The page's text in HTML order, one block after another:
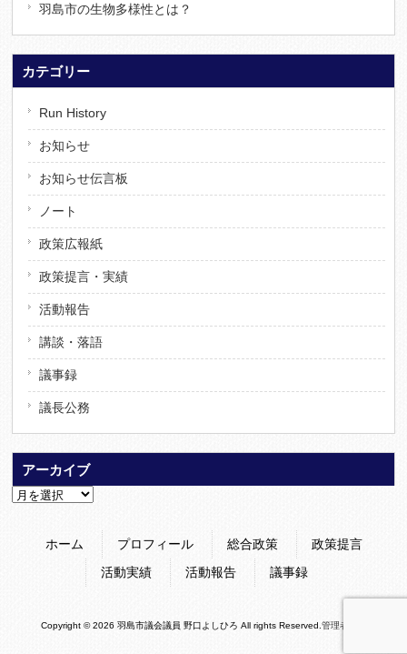
羽島市の生物多様性とは？
カテゴリー
Run History
お知らせ
お知らせ伝言板
ノート
政策広報紙
政策提言・実績
活動報告
講談・落語
議事録
議長公務
アーカイブ
ア
ホーム プロフィール 総合政策
政策提言
活動実績
活動報告 議事録
Copyright © 2026 羽島市議会議員 野口よしひろ All rights Reserved. 管理者専用